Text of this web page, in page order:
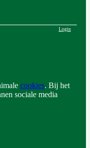
Login
cookies. Bij het
sociale media